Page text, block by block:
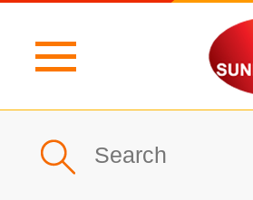
主頁
公司簡介